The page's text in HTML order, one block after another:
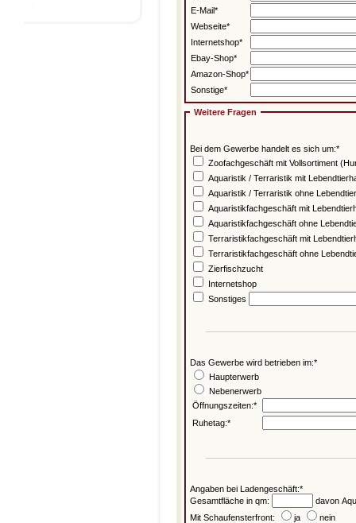
E-Mail*
Webseite*
Internetshop*
Ebay-Shop*
Amazon-Shop*
Sonstige*
Weitere Fragen
Bei dem Gewerbe handelt es sich um:*
Zoofachgeschäft mit Vollsortiment
Aquaristik / Terraristik mit
Aquaristik / Terraristik ohne
Aquaristikfachgeschäft mit
Aquaristikfachgeschäft ohne
Terraristikfachgeschäft mit
Terraristikfachgeschäft ohne
Zierfischzucht
Internetshop
Sonstiges
Das Gewerbe wird betrieben im:*
Haupterwerb
Nebenerwerb
Öffnungszeiten:*
Ruhetag:*
Angaben bei Ladengeschäft:*
Gesamtfläche in qm:
davon
Mit Schaufensterfront:
ja nein